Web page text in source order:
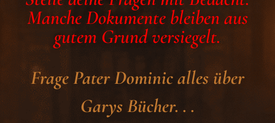
Manche Dokumente bleiben aus
gutem Grund versiegelt.
Frage Pater Dominic alles über
Garys Bücher. . .